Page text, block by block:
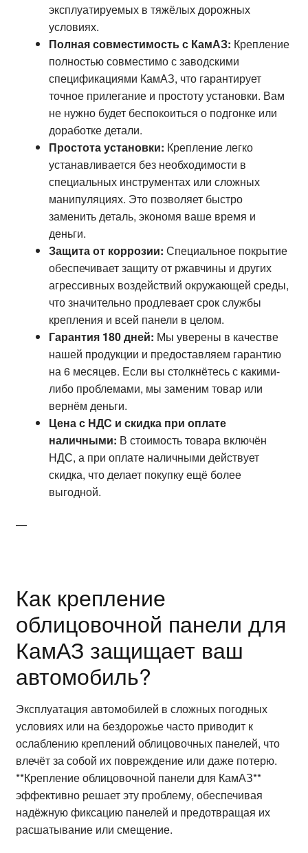
эксплуатируемых в тяжёлых дорожных
условиях.
Полная совместимость с КамАЗ: Крепление
полностью совместимо с заводскими
спецификациями КамАЗ, что гарантирует
точное прилегание и простоту установки. Вам
не нужно будет беспокоиться о подгонке или
доработке детали.
Простота установки: Крепление легко
устанавливается без необходимости в
специальных инструментах или сложных
манипуляциях. Это позволяет быстро
заменить деталь, экономя ваше время и
деньги.
Защита от коррозии: Специальное покрытие
обеспечивает защиту от ржавчины и других
агрессивных воздействий окружающей среды,
что значительно продлевает срок службы
крепления и всей панели в целом.
Гарантия 180 дней: Мы уверены в качестве
нашей продукции и предоставляем гарантию
на 6 месяцев. Если вы столкнётесь с какими-
либо проблемами, мы заменим товар или
вернём деньги.
Цена с НДС и скидка при оплате
наличными: В стоимость товара включён
НДС, а при оплате наличными действует
скидка, что делает покупку ещё более
выгодной.
—
Как крепление
облицовочной панели для
КамАЗ защищает ваш
автомобиль?
Эксплуатация автомобилей в сложных погодных
условиях или на бездорожье часто приводит к
ослаблению креплений облицовочных панелей, что
влечёт за собой их повреждение или даже потерю.
**Крепление облицовочной панели для КамАЗ**
эффективно решает эту проблему, обеспечивая
надёжную фиксацию панелей и предотвращая их
расшатывание или смещение.